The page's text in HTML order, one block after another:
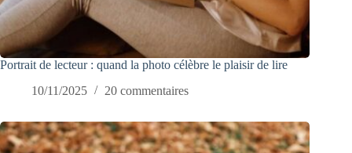
Portrait de lecteur : quand la photo célèbre le plaisir de lire
10/11/2025
20 commentaires